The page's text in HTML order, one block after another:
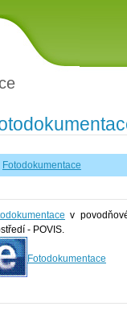
Fotodokumentace
v
- POVIS.
Fotodokumentace